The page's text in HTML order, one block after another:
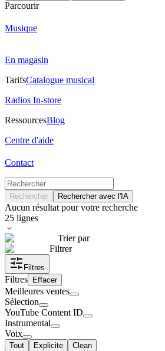
Parcourir
Musique
En magasin
TarifsCatalogue musical
Radios In-store
RessourcesBlog
Centre d'aide
Contact
Rechercher Rechercher avec l'IA
Aucun résultat pour votre recherche
25 lignes
Trier par
Filtrer
Filtres
Filtres Effacer
Meilleures ventes
Sélection
YouTube Content ID
Instrumental
Voix
Tout Explicite Clean